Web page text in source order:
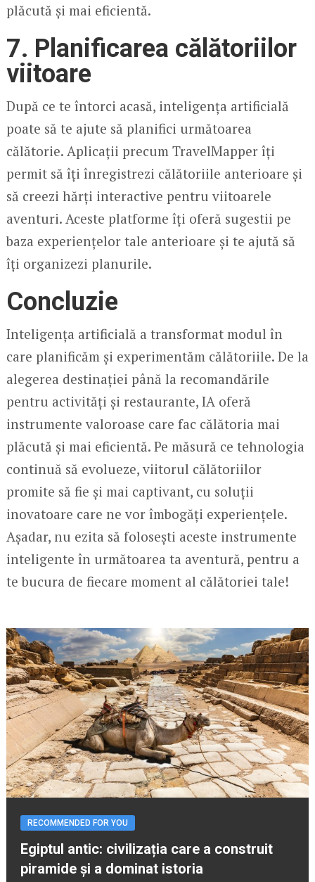
plăcută și mai eficientă.
7. Planificarea călătoriilor
viitoare
După ce te întorci acasă, inteligența artificială
poate să te ajute să planifici următoarea
călătorie. Aplicații precum TravelMapper îți
permit să îți înregistrezi călătoriile anterioare și
să creezi hărți interactive pentru viitoarele
aventuri. Aceste platforme îți oferă sugestii pe
baza experiențelor tale anterioare și te ajută să
îți organizezi planurile.
Concluzie
Inteligența artificială a transformat modul în
care planificăm și experimentăm călătoriile. De la
alegerea destinației până la recomandările
pentru activități și restaurante, IA oferă
instrumente valoroase care fac călătoria mai
plăcută și mai eficientă. Pe măsură ce tehnologia
continuă să evolueze, viitorul călătoriilor
promite să fie și mai captivant, cu soluții
inovatoare care ne vor îmbogăți experiențele.
Așadar, nu ezita să folosești aceste instrumente
inteligente în următoarea ta aventură, pentru a
te bucura de fiecare moment al călătoriei tale!
RECOMMENDED FOR YOU
Egiptul antic: civilizația care a construit
piramide și a dominat istoria